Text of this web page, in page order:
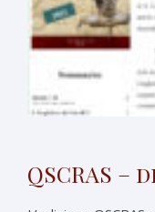
QSCRAS –